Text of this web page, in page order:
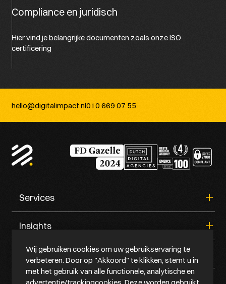
Wij gebruiken cookies om uw gebruikservaring te
verbeteren. Door op "Akkoord" te klikken, stemt u in
met het gebruik van alle functionele, analytische en
advertentie/trackingcookies. Deze worden gebruikt
Compliance en juridisch
Hier vind je belangrijke documenten zoals onze ISO
certificering
hello@digitalimpact.nl010 669 07 55
Services
Strategie & Consultancy
Creation
Marketing
IT- infrastructuur & hosting
Maintain & grow
Insights
Van self-service portals naar AI supported service in je
portaal
Je klanten zoeken anders. Vindt AI jouw bedrijf?
Quick links